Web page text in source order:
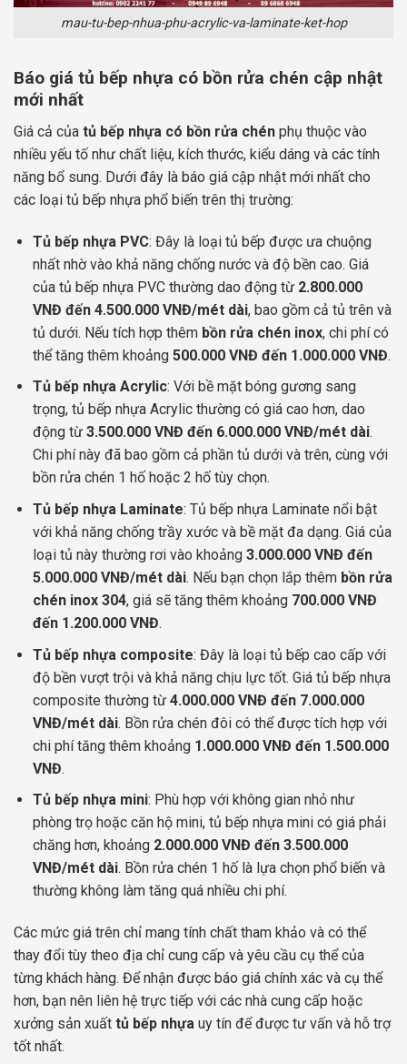
mau-tu-bep-nhua-phu-acrylic-va-laminate-ket-hop
Báo giá tủ bếp nhựa có bồn rửa chén cập nhật
mới nhất
Giá cả của tủ bếp nhựa có bồn rửa chén phụ thuộc vào
nhiều yếu tố như chất liệu, kích thước, kiểu dáng và các tính
năng bổ sung. Dưới đây là báo giá cập nhật mới nhất cho
các loại tủ bếp nhựa phổ biến trên thị trường:
Tủ bếp nhựa PVC: Đây là loại tủ bếp được ưa chuộng
nhất nhờ vào khả năng chống nước và độ bền cao. Giá
của tủ bếp nhựa PVC thường dao động từ 2.800.000
VNĐ đến 4.500.000 VNĐ/mét dài, bao gồm cả tủ trên và
tủ dưới. Nếu tích hợp thêm bồn rửa chén inox, chi phí có
thể tăng thêm khoảng 500.000 VNĐ đến 1.000.000 VNĐ.
Tủ bếp nhựa Acrylic: Với bề mặt bóng gương sang
trọng, tủ bếp nhựa Acrylic thường có giá cao hơn, dao
động từ 3.500.000 VNĐ đến 6.000.000 VNĐ/mét dài.
Chi phí này đã bao gồm cả phần tủ dưới và trên, cùng với
bồn rửa chén 1 hố hoặc 2 hố tùy chọn.
Tủ bếp nhựa Laminate: Tủ bếp nhựa Laminate nổi bật
với khả năng chống trầy xước và bề mặt đa dạng. Giá của
loại tủ này thường rơi vào khoảng 3.000.000 VNĐ đến
5.000.000 VNĐ/mét dài. Nếu bạn chọn lắp thêm bồn rửa
chén inox 304, giá sẽ tăng thêm khoảng 700.000 VNĐ
đến 1.200.000 VNĐ.
Tủ bếp nhựa composite: Đây là loại tủ bếp cao cấp với
độ bền vượt trội và khả năng chịu lực tốt. Giá tủ bếp nhựa
composite thường từ 4.000.000 VNĐ đến 7.000.000
VNĐ/mét dài. Bồn rửa chén đôi có thể được tích hợp với
chi phí tăng thêm khoảng 1.000.000 VNĐ đến 1.500.000
VNĐ.
Tủ bếp nhựa mini: Phù hợp với không gian nhỏ như
phòng trọ hoặc căn hộ mini, tủ bếp nhựa mini có giá phải
chăng hơn, khoảng 2.000.000 VNĐ đến 3.500.000
VNĐ/mét dài. Bồn rửa chén 1 hố là lựa chọn phổ biến và
thường không làm tăng quá nhiều chi phí.
Các mức giá trên chỉ mang tính chất tham khảo và có thể
thay đổi tùy theo địa chỉ cung cấp và yêu cầu cụ thể của
từng khách hàng. Để nhận được báo giá chính xác và cụ thể
hơn, bạn nên liên hệ trực tiếp với các nhà cung cấp hoặc
xưởng sản xuất tủ bếp nhựa uy tín để được tư vấn và hỗ trợ
tốt nhất.